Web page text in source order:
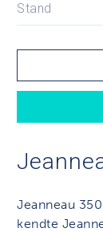
Stand
Jeanneau
kendte